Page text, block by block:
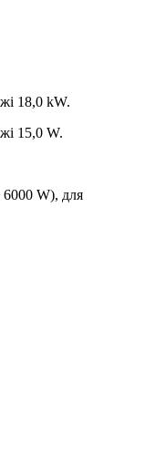
18,0 kW.
15,0 W.
6000 W), для